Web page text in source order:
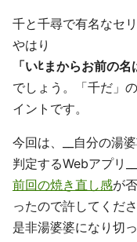
千と千尋で有名なセ
やはり
「いﾋまからお前の
でしょう。「千だ」
イントです。
今回は、__自分の湯
判定するWebアプリ
前回の焼き直し感が
ったので許してくださ
是非湯婆婆になり切